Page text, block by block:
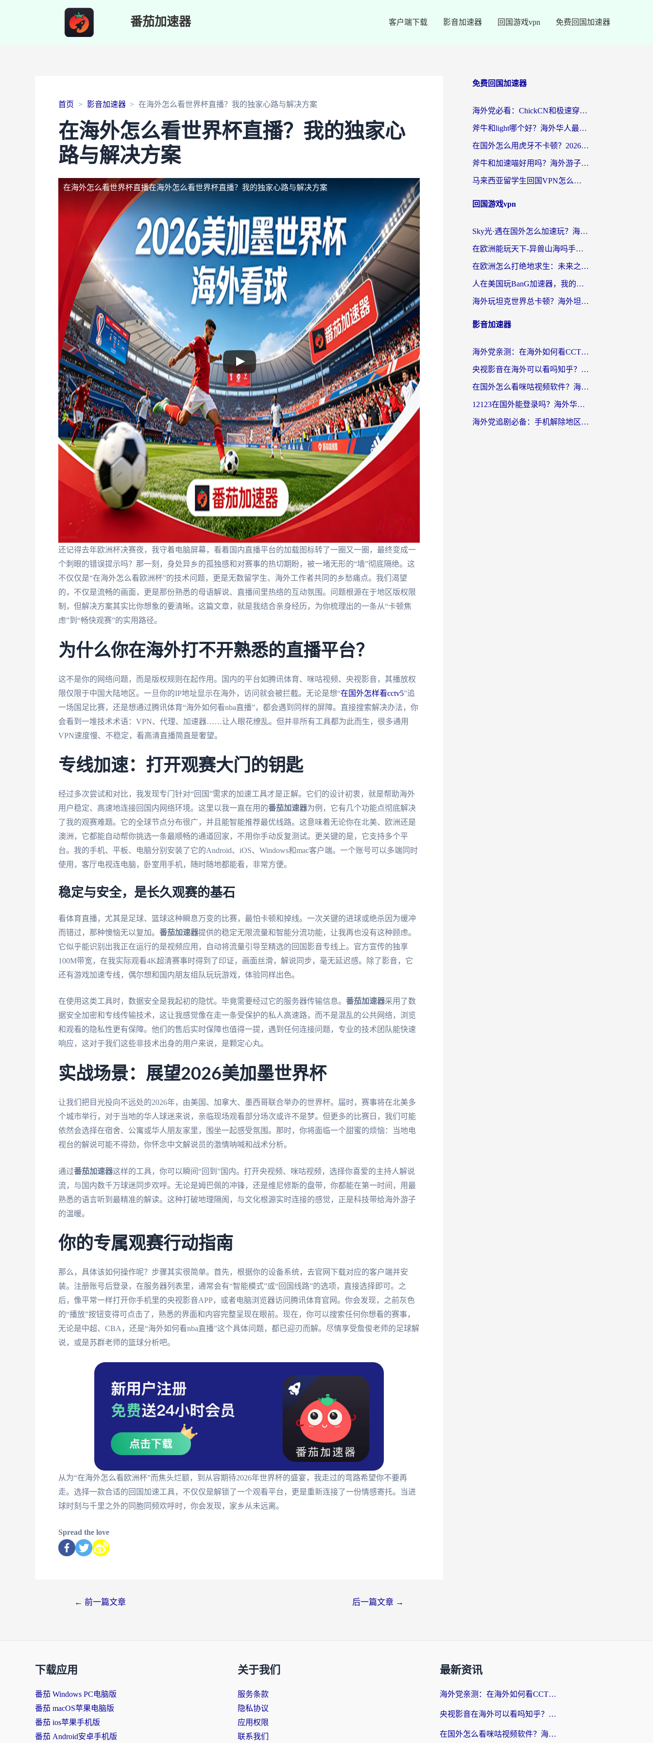
番茄加速器 客户端下载 影音加速器 回国游戏vpn 免费回国加速器
首页 影音加速器 在海外怎么看世界杯直播？我的独家心路与解决方案
在海外怎么看世界杯直播？我的独家心
路与解决方案
在海外怎么看世界杯直播在海外怎么看世界杯直播？我的独家心路与解决方案
还记得去年欧洲杯决赛夜，我守着电脑屏幕，看着国内直播平台的加载图标转了一圈又一圈，最终变成一
个刺眼的错误提示吗？那一刻，身处异乡的孤独感和对赛事的热切期盼，被一堵无形的“墙”彻底隔绝。这
不仅仅是“在海外怎么看欧洲杯”的技术问题，更是无数留学生、海外工作者共同的乡愁痛点。我们渴望
的，不仅是流畅的画面，更是那份熟悉的母语解说、直播间里热络的互动氛围。问题根源在于地区版权限
制，但解决方案其实比你想象的要清晰。这篇文章，就是我结合亲身经历，为你梳理出的一条从“卡顿焦
虑”到“畅快观赛”的实用路径。
为什么你在海外打不开熟悉的直播平台？
这不是你的网络问题，而是版权规则在起作用。国内的平台如腾讯体育、咪咕视频、央视影音，其播放权
限仅限于中国大陆地区。一旦你的IP地址显示在海外，访问就会被拦截。无论是想“在国外怎样看cctv5”追
一场国足比赛，还是想通过腾讯体育“海外如何看nba直播”，都会遇到同样的屏障。直接搜索解决办法，你
会看到一堆技术术语：VPN、代理、加速器……让人眼花缭乱。但并非所有工具都为此而生，很多通用
VPN速度慢、不稳定，看高清直播简直是奢望。
专线加速：打开观赛大门的钥匙
经过多次尝试和对比，我发现专门针对“回国”需求的加速工具才是正解。它们的设计初衷，就是帮助海外
用户稳定、高速地连接回国内网络环境。这里以我一直在用的番茄加速器为例，它有几个功能点彻底解决
了我的观赛难题。它的全球节点分布很广，并且能智能推荐最优线路。这意味着无论你在北美、欧洲还是
澳洲，它都能自动帮你挑选一条最顺畅的通道回家，不用你手动反复测试。更关键的是，它支持多个平
台。我的手机、平板、电脑分别安装了它的Android、iOS、Windows和mac客户端。一个账号可以多端同时
使用，客厅电视连电脑，卧室用手机，随时随地都能看，非常方便。
稳定与安全，是长久观赛的基石
看体育直播，尤其是足球、篮球这种瞬息万变的比赛，最怕卡顿和掉线。一次关键的进球或绝杀因为缓冲
而错过，那种懊恼无以复加。 番茄加速器提供的稳定无限流量和智能分流功能，让我再也没有这种顾虑。
它似乎能识别出我正在运行的是视频应用，自动将流量引导至精选的回国影音专线上。官方宣传的独享
100M带宽，在我实际观看4K超清赛事时得到了印证，画面丝滑，解说同步，毫无延迟感。除了影音，它
还有游戏加速专线，偶尔想和国内朋友组队玩玩游戏，体验同样出色。
在使用这类工具时，数据安全是我起初的隐忧。毕竟需要经过它的服务器传输信息。 番茄加速器采用了数
据安全加密和专线传输技术，这让我感觉像在走一条受保护的私人高速路，而不是混乱的公共网络，浏览
和观看的隐私性更有保障。他们的售后实时保障也值得一提，遇到任何连接问题，专业的技术团队能快速
响应，这对于我们这些非技术出身的用户来说，是颗定心丸。
实战场景：展望2026美加墨世界杯
让我们把目光投向不远处的2026年，由美国、加拿大、墨西哥联合举办的世界杯。届时，赛事将在北美多
个城市举行，对于当地的华人球迷来说，亲临现场观看部分场次或许不是梦。但更多的比赛日，我们可能
依然会选择在宿舍、公寓或华人朋友家里，围坐一起感受氛围。那时，你将面临一个甜蜜的烦恼：当地电
视台的解说可能不得劲，你怀念中文解说员的激情呐喊和战术分析。
通过番茄加速器这样的工具，你可以瞬间“回到”国内。打开央视频、咪咕视频，选择你喜爱的主持人解说
流，与国内数千万球迷同步欢呼。无论是姆巴佩的冲锋，还是维尼修斯的盘带，你都能在第一时间，用最
熟悉的语言听到最精准的解读。这种打破地理隔阂，与文化根源实时连接的感觉，正是科技带给海外游子
的温暖。
你的专属观赛行动指南
那么，具体该如何操作呢？步骤其实很简单。首先，根据你的设备系统，去官网下载对应的客户端并安
装。注册账号后登录，在服务器列表里，通常会有“智能模式”或“回国线路”的选项，直接选择即可。之
后，像平常一样打开你手机里的央视影音APP，或者电脑浏览器访问腾讯体育官网。你会发现，之前灰色
的“播放”按钮变得可点击了，熟悉的界面和内容完整呈现在眼前。现在，你可以搜索任何你想看的赛事，
无论是中超、CBA，还是“海外如何看nba直播”这个具体问题，都已迎刃而解。尽情享受詹俊老师的足球解
说，或是苏群老师的篮球分析吧。
从为“在海外怎么看欧洲杯”而焦头烂额，到从容期待2026年世界杯的盛宴，我走过的弯路希望你不要再
走。选择一款合适的回国加速工具，不仅仅是解锁了一个观看平台，更是重新连接了一份情感寄托。当进
球时刻与千里之外的同胞同频欢呼时，你会发现，家乡从未远离。
Spread the love
← 前一篇文章 后一篇文章 →
免费回国加速器
海外党必看：ChickCN和极速穿梭VPN好用吗？3招教你选对回国加速器无缝刷国内资源
斧牛和light哪个好？海外华人最关心的回国加速器选择难题，一篇讲透
在国外怎么用虎牙不卡顿？2026海外华人亲测有效的回国加速器选择指南
斧牛和加速喵好用吗？海外游子的真实选择困境
马来西亚留学生回国VPN怎么选？3个避坑点+1款实测好用的加速器推荐
回国游戏vpn
Sky光·遇在国外怎么加速玩？海外党亲测有效的国服游戏加速指南
在欧洲能玩天下-异兽山海吗手游？海外玩家的加速器生存指南
在欧洲怎么打绝地求生：未来之役不卡？留学生亲测的加速器避坑指南
人在美国玩BanG加速器，我的延迟终于绿了
海外玩坦克世界总卡顿？海外坦克世界加速器有哪些？实测好用的选择在这里
影音加速器
海外党亲测：在海外如何看CCTV？告别“仅限大陆播放”的实用指南
央视影音在海外可以看吗知乎？留学生亲测：3步解决地域限制+追剧自由
在国外怎么看咪咕视频软件？海外党亲测有效的回国加速方案
12123在国外能登录吗？海外华人必看的回国加速实用指南
海外党追剧必备：手机解除地区限制app怎么选？解决央视视频&国内剧地区限制全指南
下载应用
番茄 Windows PC电脑版
番茄 macOS苹果电脑版
番茄 ios苹果手机版
番茄 Android安卓手机版
关于我们
服务条款
隐私协议
应用权限
联系我们
最新资讯
海外党亲测：在海外如何看CCTV？告别“仅限大陆播放”的实用指南
央视影音在海外可以看吗知乎？留学生亲测：3步解决地域限制+追剧自由
在国外怎么看咪咕视频软件？海外党亲测有效的回国加速方案